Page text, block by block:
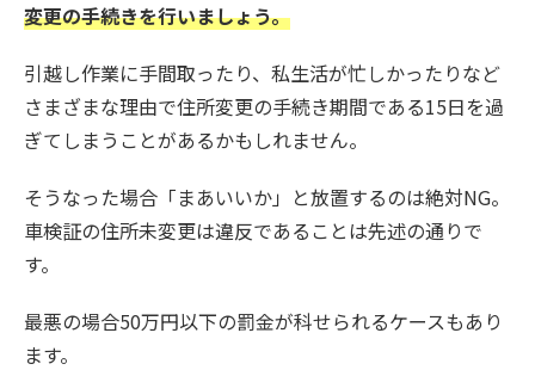
変更の手続きを行いましょう。
引越し作業に手間取ったり、私生活が忙しかったりなど
さまざまな理由で住所変更の手続き期間である15日を過
ぎてしまうことがあるかもしれません。
そうなった場合「まあいいか」と放置するのは絶対NG。
車検証の住所未変更は違反であることは先述の通りで
す。
最悪の場合50万円以下の罰金が科せられるケースもあり
ます。